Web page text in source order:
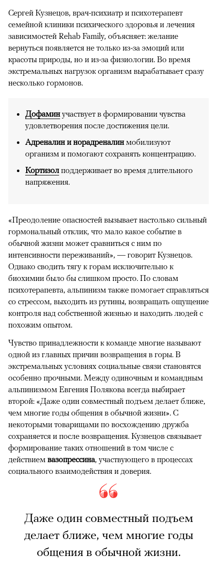
Сергей Кузнецов, врач-психиатр и психотерапевт
семейной клиники психического здоровья и лечения
зависимостей Rehab Family, объясняет: желание
вернуться появляется не только из-за эмоций или
красоты природы, но и из-за физиологии. Во время
экстремальных нагрузок организм вырабатывает сразу
несколько гормонов.
Дофаминучаствует в формировании чувства
удовлетворения после достижения цели.
Адреналин и норадреналинмобилизуют
организм и помогают сохранять концентрацию.
Кортизол поддерживает во время длительного
напряжения.
«Преодоление опасностей вызывает настолько сильный
гормональный отклик, что мало какое событие в
обычной жизни может сравниться с ним по
интенсивности переживаний», — говорит Кузнецов.
Однако сводить тягу к горам исключительно к
биохимии было бы слишком просто. По словам
психотерапевта, альпинизм также помогает справляться
со стрессом, выходить из рутины, возвращать ощущение
контроля над собственной жизнью и находить людей с
похожим опытом.
Чувство принадлежности к команде многие называют
одной из главных причин возвращения в горы. В
экстремальных условиях социальные связи становятся
особенно прочными. Между одиночным и командным
альпинизмом Евгения Полякова всегда выбирает
второй: «Даже один совместный подъем делает ближе,
чем многие годы общения в обычной жизни». С
некоторыми товарищами по восхождению дружба
сохраняется и после возвращения. Кузнецов связывает
формирование таких отношений в том числе с
действием вазопрессина, участвующего в процессах
социального взаимодействия и доверия.
Даже один совместный подъем
делает ближе, чем многие годы
общения в обычной жизни.